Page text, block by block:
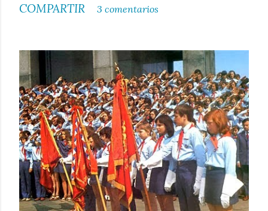
COMPARTIR 3 comentarios